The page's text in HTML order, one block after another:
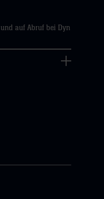
auf Abruf bei Dyn